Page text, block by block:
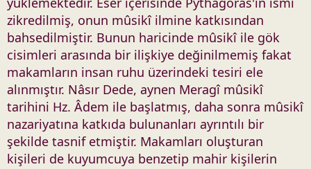
zikredilmiş, onun mûsikî ilmine katkısından
bahsedilmiştir. Bunun haricinde mûsikî ile gök
cisimleri arasında bir ilişkiye değinilmemiş fakat
makamların insan ruhu üzerindeki tesiri ele
alınmıştır. Nâsır Dede, aynen Meragî mûsikî
tarihini Hz. Âdem ile başlatmış, daha sonra mûsikî
nazariyatına katkıda bulunanları ayrıntılı bir
şekilde tasnif etmiştir. Makamları oluşturan
kişileri de kuyumcuya benzetip mahir kişilerin